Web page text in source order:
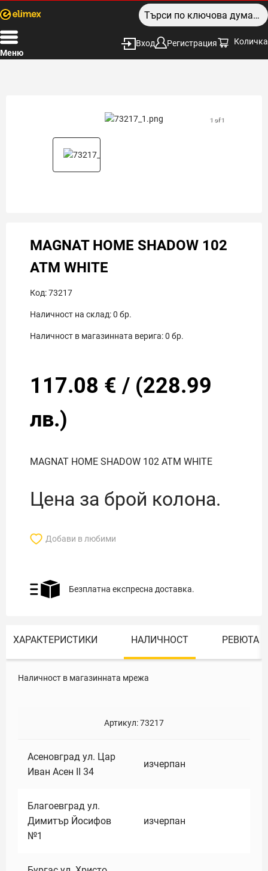
Меню
Вход Регистрация Количка
1 of 1
MAGNAT HOME SHADOW 102
ATM WHITE
Код:73217
Наличност на склад:0 бр.
Наличност в магазинната верига:0 бр.
117.08 € / (228.99
лв.)
MAGNAT HOME SHADOW 102 ATM WHITE
Цена за брой колона.
Добави в любими
Безплатна експресна доставка.
ХАРАКТЕРИСТИКИ НАЛИЧНОСТ РЕВЮТА
Наличност в магазинната мрежа
Артикул:73217
Асеновград ул. Цар
Иван Асен II 34
изчерпан
Благоевград ул.
Димитър Йосифов
№1
изчерпан